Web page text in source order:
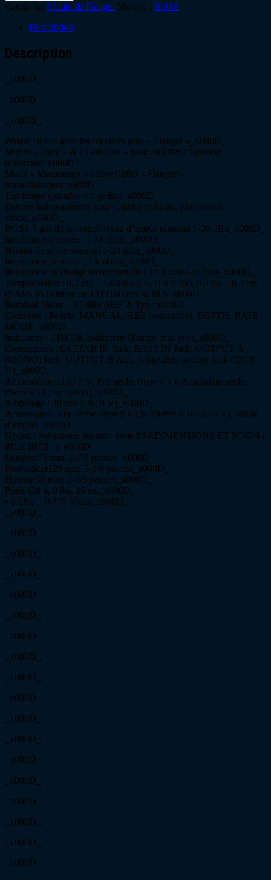
Catégorie: Pédale de Flanger Marque : BOSS
Description
Description
_x000D_
_x000D_
_x000D_
Pédale BOSS avec les meileurs sons « Flanger »_x000D_
Modes « Ultra » et « Gate/Pan » pour un effet d’intensité
maximum_x000D_
Mode « Momentary » active l’effet « Flanger »
immédiatement_x000D_
Tap tempo ajustable via pédale_x000D_
Entrées Independentes pour Guitare et Basse, plus sorties
stéréo_x000D_
BOSS 5 ans de garantieNiveau d’entrée nominal : -20 dBu_x000D_
Impédance d’entrée : 1 M ohms_x000D_
Niveau de sortie nominal : -20 dBu_x000D_
Impédance de sortie : 1 k ohms_x000D_
Impédance de charge recommandée : 10 k ohms ou plus_x000D_
Temporisation : 0.3 mS – 14.4 ms (GUITAR IN), 0.3 ms – 6.3 ms
(BASS IN)Vitesse du LFO100 mS to 18 S_x000D_
Residual Noise : -95 dBu (IHF-A Typ._x000D_
Contrôles : Pédale, MANUAL, RES (resonance), DEPTH, RATE,
MODE_x000D_
Indicateur : CHECK Indicateur (Tempo et la pile)_x000D_
Connecteurs : GUITAR IN Jack, BASS IN Jack, OUTPUT A
(MONO) Jack, OUTPUT B Jack, Adaptateur secteur Jack (DC 9
V)_x000D_
Alimentation : DC 9 V: Pile sèche (type 9 V), Adaptateur sèche
(Serie PSA: en option)_x000D_
Ampérage : 40 mA (DC 9 V)_x000D_
Accessoires : Pile sèche (type 9 V) S-006P/9 V (6F22/9 V), Mode
d’emploi_x000D_
Option : Adaptateur secteur: Serie PSADIMENSIONS ET POIDS (
PILE INCL. )_x000D_
Longeur73 mm, 2-7/8 pouces_x000D_
Profondeur129 mm, 5-1/8 pouces_x000D_
Hauteur59 mm, 2-3/8 pouces_x000D_
Poids420 g, 0 lbs. 15 oz._x000D_
• 0 dBu = 0.775 Vrms._x000D_
_x000D_
_x000D_
_x000D_
_x000D_
_x000D_
_x000D_
_x000D_
_x000D_
_x000D_
_x000D_
_x000D_
_x000D_
_x000D_
_x000D_
_x000D_
_x000D_
_x000D_
_x000D_